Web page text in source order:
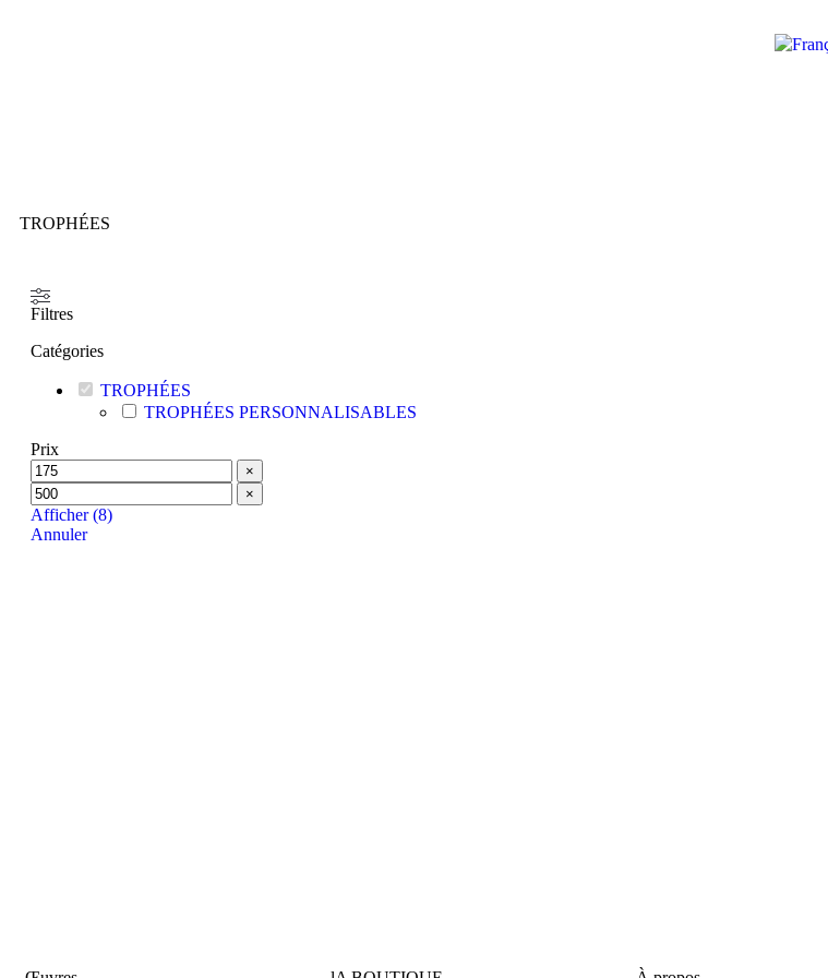
TROPHÉES
Filtres
Catégories
TROPHÉES
TROPHÉES PERSONNALISABLES
Prix
×
×
Afficher(8)
Annuler